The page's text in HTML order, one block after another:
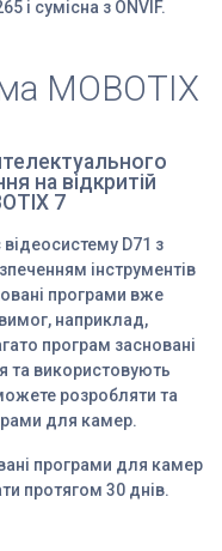
і сумісна з ONVIF.
MOBOTIX
на відкритій
7
D71 з
інструментів
програми вже
наприклад,
програм засновані
та використовують
розробляти та
для камер.
програми для камер
протягом 30 днів.